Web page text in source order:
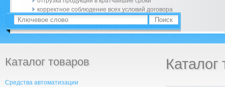
корректное соблюдение всех условий договора
Каталог товаров
Средства автоматизации
Каталог